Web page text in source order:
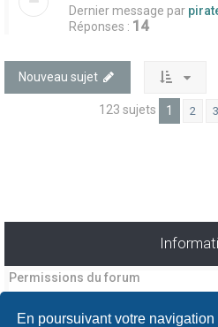
En poursuivant votre
Dernier message par
Réponses : 14
Nouveau sujet
123 sujets 1 2 3
Permissions du forum
publier de
Vous ne pouvez pasrépondre aux